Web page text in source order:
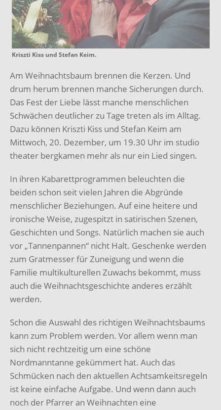
Kriszti Kiss und Stefan Keim.
Am Weihnachtsbaum brennen die Kerzen. Und
drum herum brennen manche Sicherungen durch.
Das Fest der Liebe lässt manche menschlichen
Schwächen deutlicher zu Tage treten als im Alltag.
Dazu können Kriszti Kiss und Stefan Keim am
Mittwoch, 20. Dezember, um 19.30 Uhr im studio
theater bergkamen mehr als nur ein Lied singen.
In ihren Kabarettprogrammen beleuchten die
beiden schon seit vielen Jahren die Abgründe
menschlicher Beziehungen. Auf eine heitere und
ironische Weise, zugespitzt in satirischen Szenen,
Geschichten und Songs. Natürlich machen sie auch
vor „Tannenpannen“ nicht Halt. Geschenke werden
zum Gratmesser für Zuneigung und wenn die
Familie multikulturellen Zuwachs bekommt, muss
auch die Weihnachtsgeschichte anderes erzählt
werden.
Schon die Auswahl des richtigen Weihnachtsbaums
kann zum Problem werden. Vor allem wenn man
sich nicht rechtzeitig um eine schöne
Nordmanntanne gekümmert hat. Auch das
Schmücken nach den aktuellen Achtsamkeitsregeln
ist keine einfache Aufgabe. Und wenn dann auch
noch der Pfarrer an Weihnachten eine